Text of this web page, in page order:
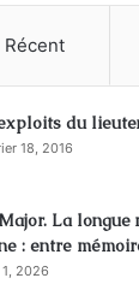
Récent
du
18, 2016
La longue
: entre
2026